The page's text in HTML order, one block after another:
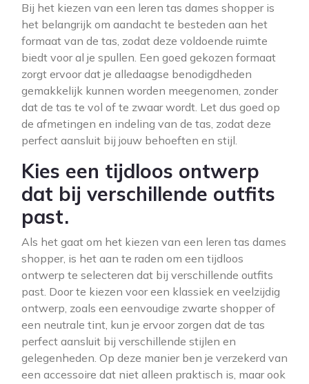
Bij het kiezen van een leren tas dames shopper is
het belangrijk om aandacht te besteden aan het
formaat van de tas, zodat deze voldoende ruimte
biedt voor al je spullen. Een goed gekozen formaat
zorgt ervoor dat je alledaagse benodigdheden
gemakkelijk kunnen worden meegenomen, zonder
dat de tas te vol of te zwaar wordt. Let dus goed op
de afmetingen en indeling van de tas, zodat deze
perfect aansluit bij jouw behoeften en stijl.
Kies een tijdloos ontwerp
dat bij verschillende outfits
past.
Als het gaat om het kiezen van een leren tas dames
shopper, is het aan te raden om een tijdloos
ontwerp te selecteren dat bij verschillende outfits
past. Door te kiezen voor een klassiek en veelzijdig
ontwerp, zoals een eenvoudige zwarte shopper of
een neutrale tint, kun je ervoor zorgen dat de tas
perfect aansluit bij verschillende stijlen en
gelegenheden. Op deze manier ben je verzekerd van
een accessoire dat niet alleen praktisch is, maar ook